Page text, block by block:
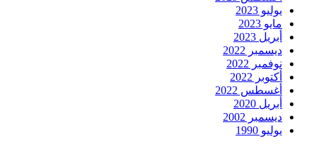
يوليو 2023
مايو 2023
أبريل 2023
ديسمبر 2022
نوفمبر 2022
أكتوبر 2022
أغسطس 2022
أبريل 2020
ديسمبر 2002
يوليو 1990